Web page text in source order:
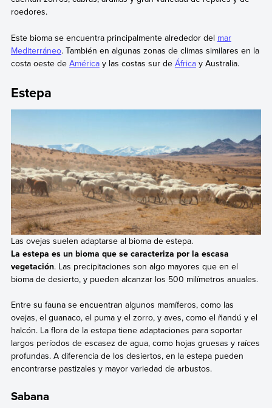
roedores.
Este bioma se encuentra principalmente alrededor del mar
Mediterráneo. También en algunas zonas de climas similares en la
costa oeste de Américay las costas sur de Áfricay Australia.
Estepa
Las ovejas suelen adaptarse al bioma de estepa.
La estepa es un bioma que se caracteriza por la escasa
vegetación. Las precipitaciones son algo mayores que en el
bioma de desierto, y pueden alcanzar los 500 milímetros anuales.
Entre su fauna se encuentran algunos mamíferos, como las
ovejas, el guanaco, el puma y el zorro, y aves, como el ñandú y el
halcón. La flora de la estepa tiene adaptaciones para soportar
largos períodos de escasez de agua, como hojas gruesas y raíces
profundas. A diferencia de los desiertos, en la estepa pueden
encontrarse pastizales y mayor variedad de arbustos.
Sabana